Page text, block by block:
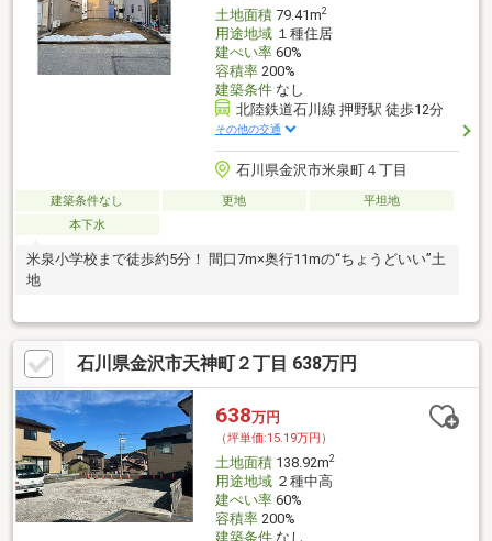
土地面積79.41m2
用途地域１種住居
建ぺい率60%
容積率200%
建築条件なし
北陸鉄道石川線 押野駅 徒歩12分
その他の交通
石川県金沢市米泉町４丁目
建築条件なし 更地
平坦地
本下水
米泉小学校まで徒歩約5分！ 間口7m×奥行11mの“ちょうどいい”土
地
石川県金沢市天神町２丁目 638万円
638万円
（坪単価:15.19万円）
土地面積138.92m2
用途地域２種中高
建ぺい率60%
容積率200%
建築条件なし